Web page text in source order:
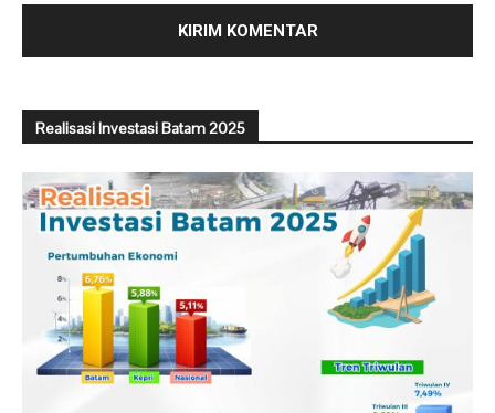
Realisasi Investasi Batam 2025